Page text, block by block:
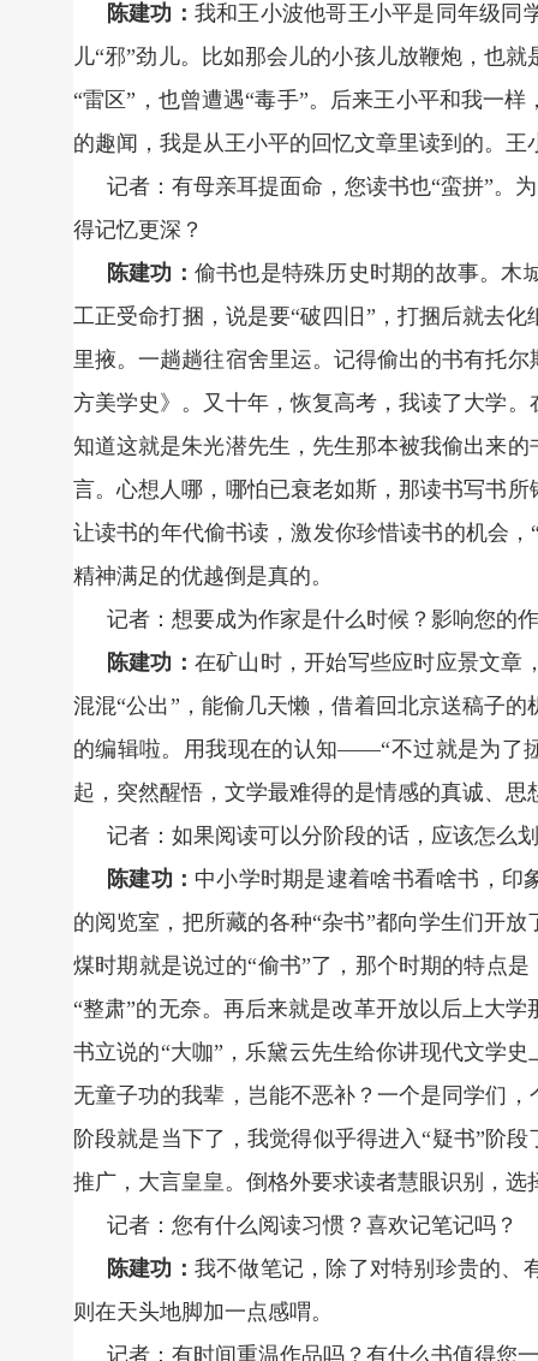
陈建功： 我和王小波他哥王小平是同年级同
儿“邪”劲儿。比如那会儿的小孩儿放鞭炮，也
“雷区”，也曾遭遇“毒手”。后来王小平和我一
的趣闻，我是从王小平的回忆文章里读到的。
记者：有母亲耳提面命，您读书也“蛮拼”。
得记忆更深？
陈建功： 偷书也是特殊历史时期的故事。木
工正受命打捆，说是要“破四旧”，打捆后就去
里掖。一趟趟往宿舍里运。记得偷出的书有托
方美学史》。又十年，恢复高考，我读了大学
知道这就是朱光潜先生，先生那本被我偷出来
言。心想人哪，哪怕已衰老如斯，那读书写书
让读书的年代偷书读，激发你珍惜读书的机会
精神满足的优越倒是真的。
记者：想要成为作家是什么时候？影响您的
陈建功： 在矿山时，开始写些应时应景文章
混混“公出”，能偷几天懒，借着回北京送稿子
的编辑啦。用我现在的认知——“不过就是为了
起，突然醒悟，文学最难得的是情感的真诚、思
记者：如果阅读可以分阶段的话，应该怎么
陈建功： 中小学时期是逮着啥书看啥书，印
的阅览室，把所藏的各种“杂书”都向学生们开
煤时期就是说过的“偷书”了，那个时期的特点
“整肃”的无奈。再后来就是改革开放以后上大
书立说的“大咖”，乐黛云先生给你讲现代文学
无童子功的我辈，岂能不恶补？一个是同学们
阶段就是当下了，我觉得似乎得进入“疑书”阶
推广，大言皇皇。倒格外要求读者慧眼识别，选
记者：您有什么阅读习惯？喜欢记笔记吗？
陈建功： 我不做笔记，除了对特别珍贵的、
则在天头地脚加一点感喟。
记者：有时间重温作品吗？有什么书值得您